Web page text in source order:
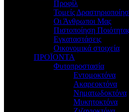
Προφίλ
Τομείς
Οι Άνθρωποι Μας
Πιστοποίηση
Εγκαταστάσεις
Οικονομικά στοιχεία
ΠΡΟΪΟΝΤΑ
Φυτοπροστασία
Εντομοκτόνα
Ακαρεοκτόνα
Νηματωδοκτόνα
Μυκητοκτόνα